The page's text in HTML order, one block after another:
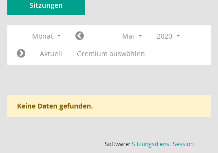
Sitzungen
Monat Mai
2020
Aktuell
Gremium auswählen
Keine Daten gefunden.
Software:SitzungsdienstSession(Wird in